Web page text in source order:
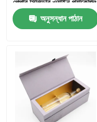
পণ্য
ভিডিও
পেপার সিলিন্ডার ওয়াইন প্যাকেজিং
পেপার টিউব
অনুসন্ধান পাঠান